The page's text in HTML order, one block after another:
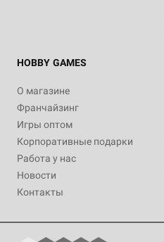
HOBBY GAMES
О магазине
Франчайзинг
Игры оптом
Корпоративные подарки
Работа у нас
Новости
Контакты